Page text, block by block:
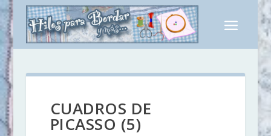
CUADROS DE
PICASSO (5)